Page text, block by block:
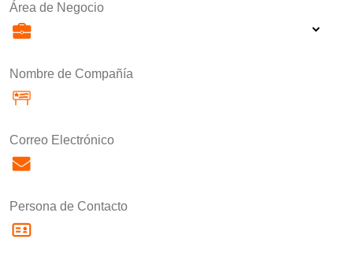
Área de Negocio
Nombre de Compañía
Correo Electrónico
Persona de Contacto